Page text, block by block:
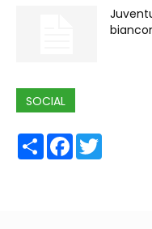
SOCIAL
ShareFacebook